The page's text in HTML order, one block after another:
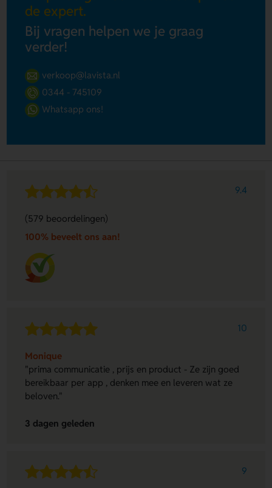
de expert.
Bij vragen helpen we je graag
verder!
verkoop@lavista.nl
0344 - 745109
Whatsapp ons!
9.4
(579 beoordelingen)
100% beveelt ons aan!
10
Monique
"prima communicatie , prijs en product - Ze zijn goed
bereikbaar per app , denken mee en leveren wat ze
beloven."
3 dagen geleden
9